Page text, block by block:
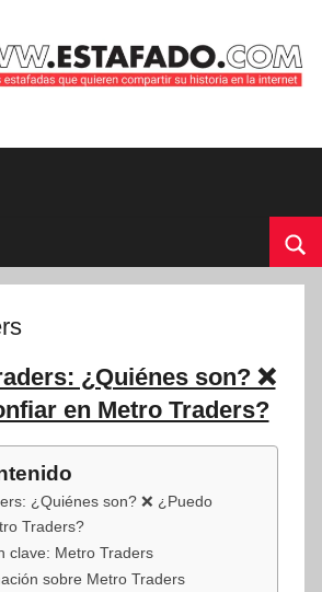
¿Quiénes son? ❌
en Metro Traders?
¿Quiénes son? ❌ ¿Puedo
Traders?
clave: Metro Traders
sobre Metro Traders